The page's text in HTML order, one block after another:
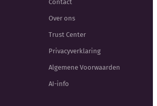
Contact
Over ons
Trust Center
Privacyverklaring
Algemene Voorwaarden
AI-info